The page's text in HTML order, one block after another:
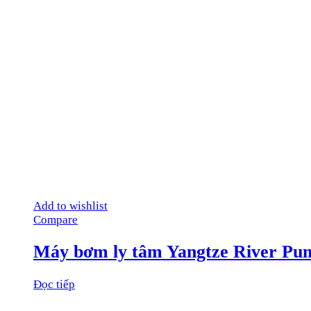
Add to wishlist
Compare
Máy bơm ly tâm Yangtze River
Đọc tiếp